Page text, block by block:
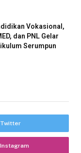
Vokasional,
dan PNL Gelar
Serumpun
Twitter
Instagram